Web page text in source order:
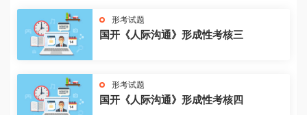
形考试题
国开《人际沟通》形成性考核三
形考试题
国开《人际沟通》形成性考核四